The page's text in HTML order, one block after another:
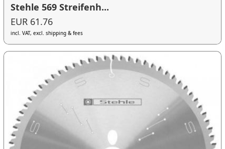
Stehle 569 Streifenh...
EUR 61.76
incl. VAT, excl. shipping & fees